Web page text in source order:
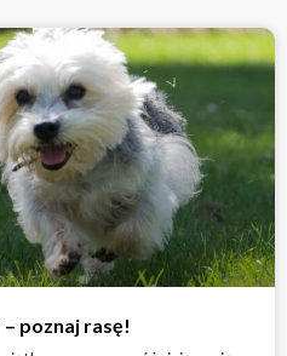
poznaj rasę!